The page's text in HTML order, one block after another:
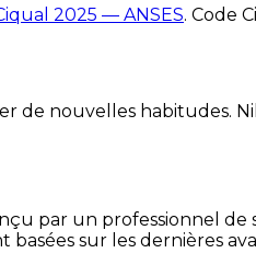
2025 — ANSES. Code
de nouvelles habitudes.
par un professionnel de
sur les dernières